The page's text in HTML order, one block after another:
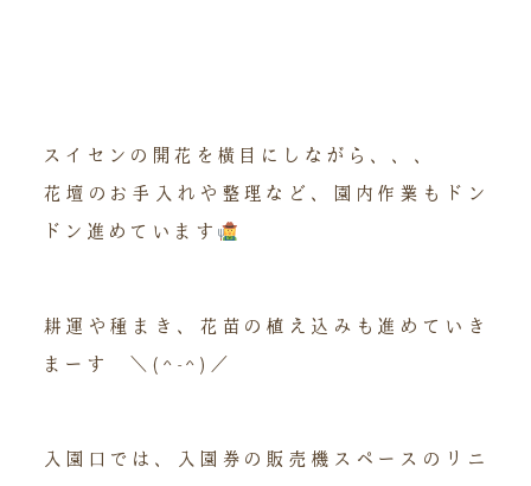
スイセンの開花を横目にしながら、、、
花壇のお手入れや整理など、園内作業もドン
ドン進めています
耕運や種まき、花苗の植え込みも進めていき
まーす ＼(^-^)／
入園口では、入園券の販売機スペースのリニ